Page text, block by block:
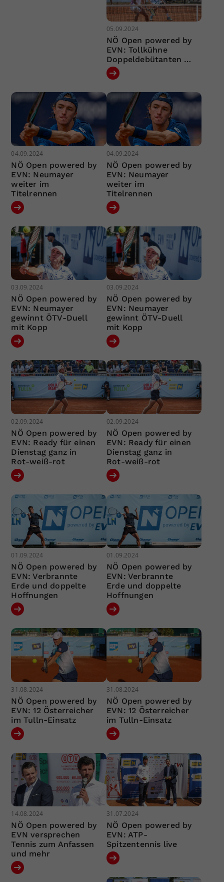
05.09.2024
NÖ Open powered by
EVN: Tollkühne
Doppeldebütanten …
04.09.2024
NÖ Open powered by
EVN: Neumayer
weiter im
Titelrennen
04.09.2024
NÖ Open powered by
EVN: Neumayer
weiter im
Titelrennen
03.09.2024
NÖ Open powered by
EVN: Neumayer
gewinnt ÖTV-Duell
mit Kopp
03.09.2024
NÖ Open powered by
EVN: Neumayer
gewinnt ÖTV-Duell
mit Kopp
02.09.2024
NÖ Open powered by
EVN: Ready für einen
Dienstag ganz in
Rot-weiß-rot
02.09.2024
NÖ Open powered by
EVN: Ready für einen
Dienstag ganz in
Rot-weiß-rot
01.09.2024
NÖ Open powered by
EVN: Verbrannte
Erde und doppelte
Hoffnungen
01.09.2024
NÖ Open powered by
EVN: Verbrannte
Erde und doppelte
Hoffnungen
31.08.2024
NÖ Open powered by
EVN: 12 Österreicher
im Tulln-Einsatz
31.08.2024
NÖ Open powered by
EVN: 12 Österreicher
im Tulln-Einsatz
14.08.2024
NÖ Open powered by
EVN versprechen
Tennis zum Anfassen
und mehr
31.07.2024
NÖ Open powered by
EVN: ATP-
Spitzentennis live